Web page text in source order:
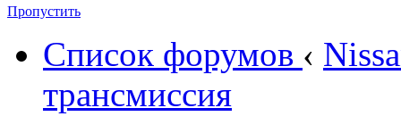
Пропустить
Список форумов ‹
трансмиссия